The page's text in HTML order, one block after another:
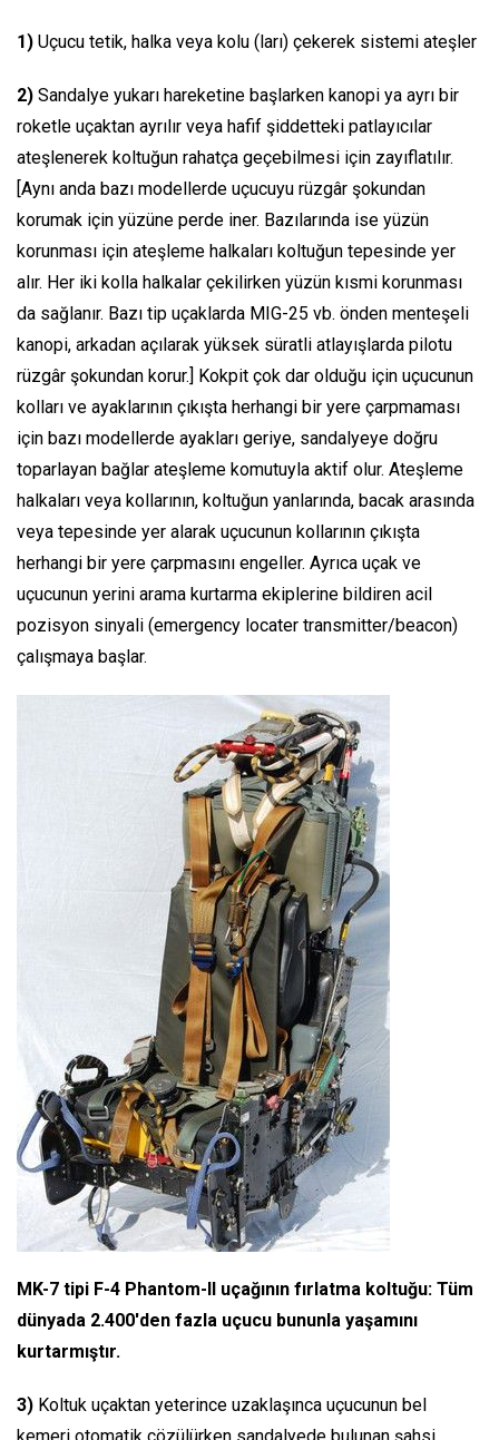
1) Uçucu tetik, halka veya kolu (ları) çekerek sistemi ateşler
2) Sandalye yukarı hareketine başlarken kanopi ya ayrı bir
roketle uçaktan ayrılır veya hafif şiddetteki patlayıcılar
ateşlenerek koltuğun rahatça geçebilmesi için zayıflatılır.
[Aynı anda bazı modellerde uçucuyu rüzgâr şokundan
korumak için yüzüne perde iner. Bazılarında ise yüzün
korunması için ateşleme halkaları koltuğun tepesinde yer
alır. Her iki kolla halkalar çekilirken yüzün kısmi korunması
da sağlanır. Bazı tip uçaklarda MIG-25 vb. önden menteşeli
kanopi, arkadan açılarak yüksek süratli atlayışlarda pilotu
rüzgâr şokundan korur.] Kokpit çok dar olduğu için uçucunun
kolları ve ayaklarının çıkışta herhangi bir yere çarpmaması
için bazı modellerde ayakları geriye, sandalyeye doğru
toparlayan bağlar ateşleme komutuyla aktif olur. Ateşleme
halkaları veya kollarının, koltuğun yanlarında, bacak arasında
veya tepesinde yer alarak uçucunun kollarının çıkışta
herhangi bir yere çarpmasını engeller. Ayrıca uçak ve
uçucunun yerini arama kurtarma ekiplerine bildiren acil
pozisyon sinyali (emergency locater transmitter/beacon)
çalışmaya başlar.
MK-7 tipi F-4 Phantom-II uçağının fırlatma koltuğu: Tüm
dünyada 2.400'den fazla uçucu bununla yaşamını
kurtarmıştır.
3) Koltuk uçaktan yeterince uzaklaşınca uçucunun bel